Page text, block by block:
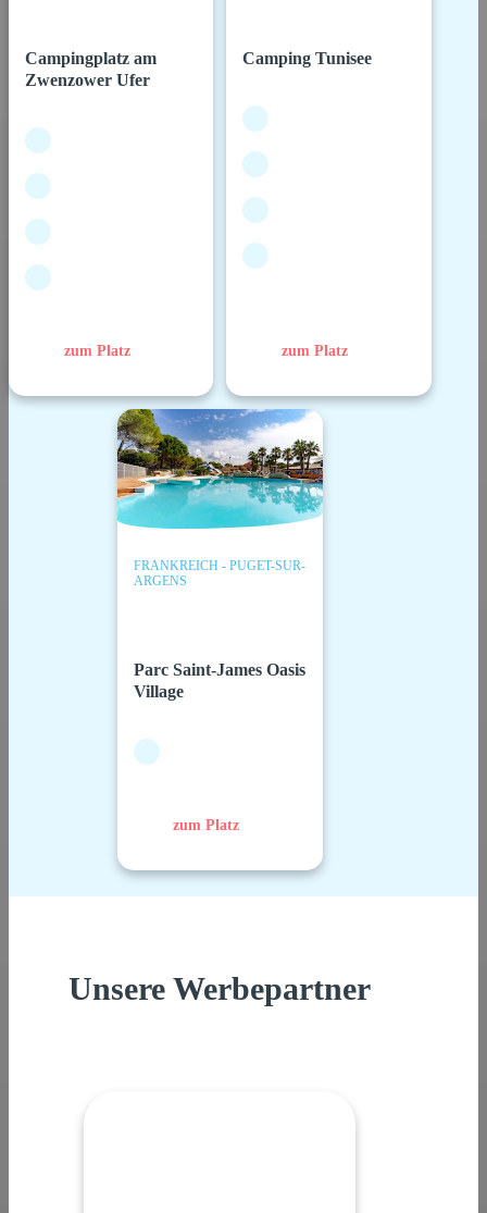
Campingplatz am
Zwenzower Ufer
zum Platz
Camping Tunisee
zum Platz
FRANKREICH - PUGET-SUR-
ARGENS
Parc Saint-James Oasis
Village
zum Platz
Unsere Werbepartner